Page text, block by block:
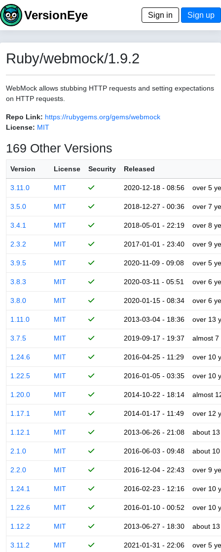
VersionEye Sign in Sign up
Ruby/webmock/1.9.2
WebMock allows stubbing HTTP requests and setting expectations
on HTTP requests.
Repo Link: https://rubygems.org/gems/webmock
License: MIT
169 Other Versions
Version License Security Released
3.11.0 MIT 2020-12-18 - 08:56 over 5
3.5.0 MIT 2018-12-27 - 00:36 over 7
3.4.1 MIT 2018-05-01 - 22:19 over 8
2.3.2 MIT 2017-01-01 - 23:40 over 9
3.9.5 MIT 2020-11-09 - 09:08 over 5
3.8.3 MIT 2020-03-11 - 05:51 over 6
3.8.0 MIT 2020-01-15 - 08:34 over 6
1.11.0 MIT 2013-03-04 - 18:36 over 13
3.7.5 MIT 2019-09-17 - 19:37 almost 7
1.24.6 MIT 2016-04-25 - 11:29 over 10
1.22.5 MIT 2016-01-05 - 03:35 over 10
1.20.0 MIT 2014-10-22 - 18:14 almost
1.17.1 MIT 2014-01-17 - 11:49 over 12
1.12.1 MIT 2013-06-26 - 21:08 about
2.1.0 MIT 2016-06-03 - 09:48 about
2.2.0 MIT 2016-12-04 - 22:43 over 9
1.24.1 MIT 2016-02-23 - 12:16 over 10
1.22.6 MIT 2016-01-10 - 00:52 over 10
1.12.2 MIT 2013-06-27 - 18:30 about
3.11.2 MIT 2021-01-31 - 22:06 over 5